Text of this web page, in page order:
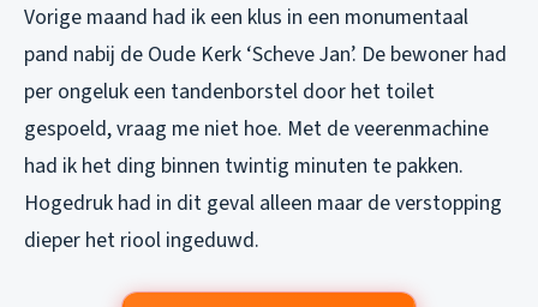
Vorige maand had ik een klus in een monumentaal
pand nabij de Oude Kerk ‘Scheve Jan’. De bewoner had
per ongeluk een tandenborstel door het toilet
gespoeld, vraag me niet hoe. Met de veerenmachine
had ik het ding binnen twintig minuten te pakken.
Hogedruk had in dit geval alleen maar de verstopping
dieper het riool ingeduwd.